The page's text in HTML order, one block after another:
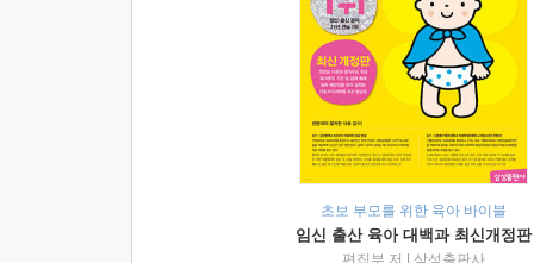
초보 부모를 위한 육아 바이블
임신 출산 육아 대백과 최신개정판
편집부 저
삼성출판사